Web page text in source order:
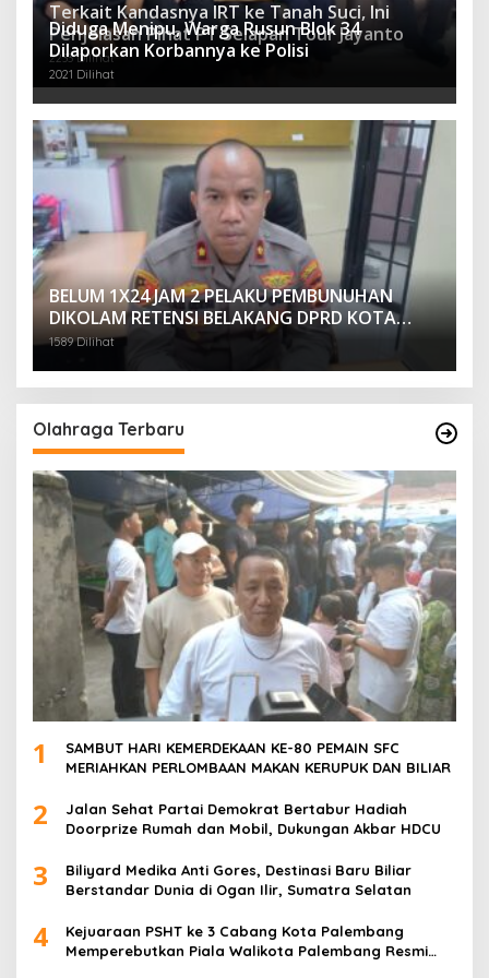
Terkait Kandasnya IRT ke Tanah Suci, Ini
Penjelasan Pihat PT Selapan Tour Jayanto
2233 Dilihat
Diduga Menipu, Warga Rusun Blok 34
Dilaporkan Korbannya ke Polisi
2021 Dilihat
BELUM 1X24 JAM 2 PELAKU PEMBUNUHAN
DIKOLAM RETENSI BELAKANG DPRD KOTA
PALEMBANG TELAH DIRINGKUS ANGGOTA
1589 Dilihat
Olahraga Terbaru
1
SAMBUT HARI KEMERDEKAAN KE-80 PEMAIN SFC
MERIAHKAN PERLOMBAAN MAKAN KERUPUK DAN BILIAR
2
Jalan Sehat Partai Demokrat Bertabur Hadiah
Doorprize Rumah dan Mobil, Dukungan Akbar HDCU
3
Biliyard Medika Anti Gores, Destinasi Baru Biliar
Berstandar Dunia di Ogan Ilir, Sumatra Selatan
4
Kejuaraan PSHT ke 3 Cabang Kota Palembang
Memperebutkan Piala Walikota Palembang Resmi